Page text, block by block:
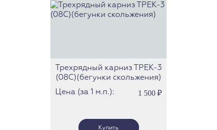
Трехрядный карниз ТРЕК-3
(08С)(бегунки скольжения)
Цена (за 1 м.п.):
1 500 ₽